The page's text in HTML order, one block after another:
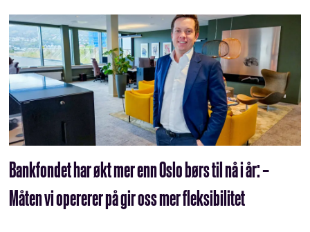
Bankfondet har økt mer enn Oslo børs til nå i år: –
Måten vi opererer på gir oss mer fleksibilitet